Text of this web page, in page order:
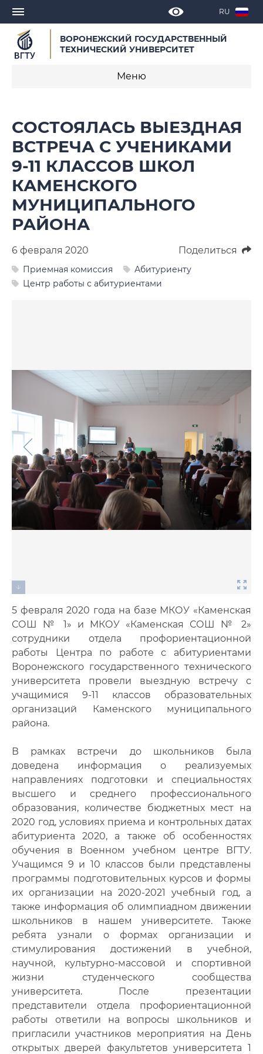
RU
ВОРОНЕЖСКИЙ ГОСУДАРСТВЕННЫЙ
ТЕХНИЧЕСКИЙ УНИВЕРСИТЕТ
Меню
СМИ о нас
Выступления, доклады, интервью
Календарь мероприятий
Корпоративные издания
Фото
СОСТОЯЛАСЬ ВЫЕЗДНАЯ
ВСТРЕЧА С УЧЕНИКАМИ
9-11 КЛАССОВ ШКОЛ
КАМЕНСКОГО
МУНИЦИПАЛЬНОГО
РАЙОНА
6 февраля 2020 Поделиться
Приемная комиссия
Абитуриенту
Центр работы с абитуриентами
5 февраля 2020 года на базе МКОУ «Каменская
СОШ № 1» и МКОУ «Каменская СОШ № 2»
сотрудники отдела профориентационной
работы Центра по работе с абитуриентами
Воронежского государственного технического
университета провели выездную встречу с
учащимися 9-11 классов образовательных
организаций Каменского муниципального
района.
В рамках встречи до школьников была
доведена информация о реализуемых
направлениях подготовки и специальностях
высшего и среднего профессионального
образования, количестве бюджетных мест на
2020 год, условиях приема и контрольных датах
абитуриента 2020, а также об особенностях
обучения в Военном учебном центре ВГТУ.
Учащимся 9 и 10 классов были представлены
программы подготовительных курсов и формы
их организации на 2020-2021 учебный год, а
также информация об олимпиадном движении
школьников в нашем университете. Также
ребята узнали о формах организации и
стимулирования достижений в учебной,
научной, культурно-массовой и спортивной
жизни студенческого сообщества
университета. После презентации
представители отдела профориентационной
работы ответили на вопросы школьников и
пригласили участников мероприятия на День
открытых дверей факультетов университета 1